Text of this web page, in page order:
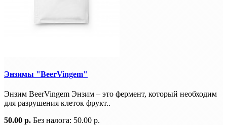
Энзимы "BeerVingem"
Энзим BeerVingem Энзим – это фермент, который необходим
для разрушения клеток фрукт..
50.00 р. Без налога: 50.00 р.